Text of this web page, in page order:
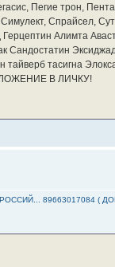
Пегие трон,
Спрайсел,
Алимта
Сандостатин
тайверб тасигна
В ЛИЧКУ!
89663017084 (